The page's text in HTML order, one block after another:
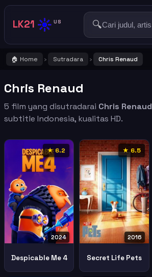
LK21 ☀️ US 🔍
🏠 Home › Sutradara › Chris Renaud
Chris Renaud
5 film yang disutradarai Chris Renaud
subtitle Indonesia, kualitas HD.
★ 6.2
2024
Despicable Me 4
★ 6.5
2016
Secret Life Pets